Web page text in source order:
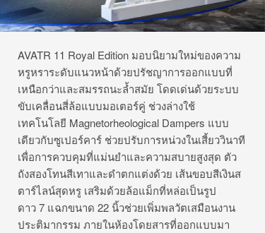
AVATR 11 Royal Edition มอบนิยามใหม่ของความ
หรูหราระดับแนวหน้าด้วยปรัชญาการออกแบบที่
เหนือกว่าและสมรรถนะล้ำสมัย โดดเด่นด้วยระบบ
ขับเคลื่อนสี่ล้อแบบมอเตอร์คู่ ช่วงล่างใช้
เทคโนโลยี Magnetorheological Dampers แบบ
เดียวกับซูเปอร์คาร์ ช่วยปรับการหน่วงในเสี้ยววินาที
เพื่อการควบคุมที่แม่นยำและความสบายสูงสุด ตัว
ถังสองโทนสีเทาและดำตกแต่งด้วย เส้นขอบสีเงินส
ตาร์ไลน์สุดหรู เสริมด้วยล้อแม็กที่หล่อเป็นรูป
ดาว 7 แฉกขนาด 22 นิ้วช่วยเพิ่มพลวัตเสมือนงาน
ประติมากรรม ภายในห้องโดยสารที่ออกแบบมา